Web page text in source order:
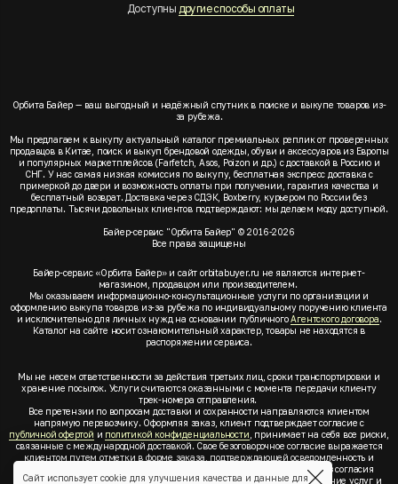
Доступны другие способы оплаты
Орбита Байер — ваш выгодный и надёжный спутник в поиске и выкупе товаров из-
за рубежа.
Мы предлагаем к выкупу актуальный каталог премиальных реплик от проверенных
продавцов в Китае, поиск и выкуп брендовой одежды, обуви и аксессуаров из Европы
и популярных маркетплейсов (Farfetch, Asos, Poizon и др.) с доставкой в Россию и
СНГ. У нас самая низкая комиссия по выкупу, бесплатная экспресс доставка с
примеркой до двери и возможность оплаты при получении, гарантия качества и
бесплатный возврат. Доставка через СДЭК, Boxberry, курьером по России без
предоплаты. Тысячи довольных клиентов подтверждают: мы делаем моду доступной.
Байер-сервис "Орбита Байер" © 2016-2026
Все права защищены
Байер-сервис «Орбита Байер» и сайт orbitabuyer.ru не являются интернет-
магазином, продавцом или производителем.
Мы оказываем информационно-консультационные услуги по организации и
оформлению выкупа товаров из-за рубежа по индивидуальному поручению клиента
и исключительно для личных нужд на основании публичногоАгентского договора.
Каталог на сайте носит ознакомительный характер, товары не находятся в
распоряжении сервиса.
Мы не несем ответственности за действия третьих лиц, сроки транспортировки и
хранение посылок. Услуги считаются оказанными с момента передачи клиенту
трек-номера отправления.
Все претензии по вопросам доставки и сохранности направляются клиентом
напрямую перевозчику. Оформляя заказ, клиент подтверждает согласие с
публичной офертой и политикой конфиденциальности , принимает на себя все риски,
связанные с международной доставкой. Свое безоговорочное согласие выражается
клиентом путем отметки в форме заказа, подтверждающей осведомленность и
согласие клиента со всеми предлагаемыми сервисом условиями. Без согласия
клиента спубличной офертой иполитикой конфиденциальностиоказание услуг и
Сайт использует cookie для улучшения качества и данные для